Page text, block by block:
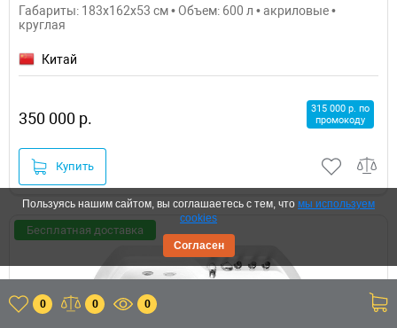
Габариты: 183x162x53 см • Объем: 600 л • акриловые •
круглая
Китай
350 000 р.
315 000 р. по
промокоду
Купить
Бесплатная доставка
0 0 0
Пользуясь нашим сайтом, вы соглашаетесь с тем, что мы используем
cookies
Согласен